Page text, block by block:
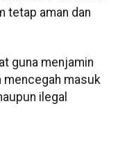
tetap aman dan
guna menjamin
mencegah masuk
ilegal